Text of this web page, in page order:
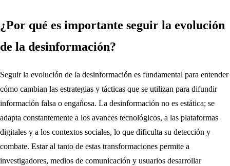
¿Por qué es importante seguir la evolución
de la desinformación?
Seguir la evolución de la desinformación es fundamental para entender
cómo cambian las estrategias y tácticas que se utilizan para difundir
información falsa o engañosa. La desinformación no es estática; se
adapta constantemente a los avances tecnológicos, a las plataformas
digitales y a los contextos sociales, lo que dificulta su detección y
combate. Estar al tanto de estas transformaciones permite a
investigadores, medios de comunicación y usuarios desarrollar